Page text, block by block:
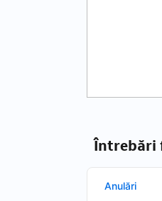
Întrebări
Anulări